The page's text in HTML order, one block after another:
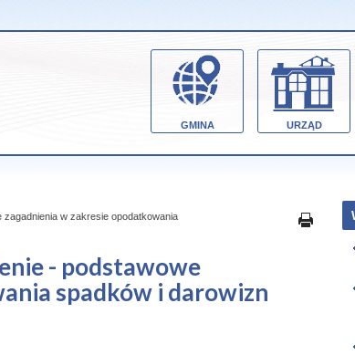
GMINA URZĄD
w zakresie opodatkowania
- podstawowe
spadków i darowizn